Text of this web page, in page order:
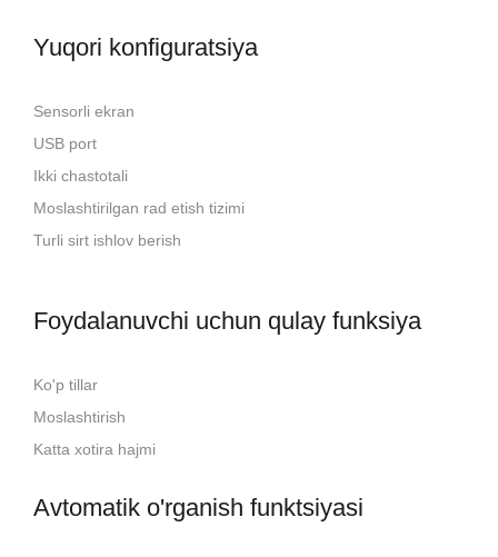
Yuqori konfiguratsiya
Sensorli ekran
USB port
Ikki chastotali
Moslashtirilgan rad etish tizimi
Turli sirt ishlov berish
Foydalanuvchi uchun qulay funksiya
Ko'p tillar
Moslashtirish
Katta xotira hajmi
Avtomatik o'rganish funktsiyasi